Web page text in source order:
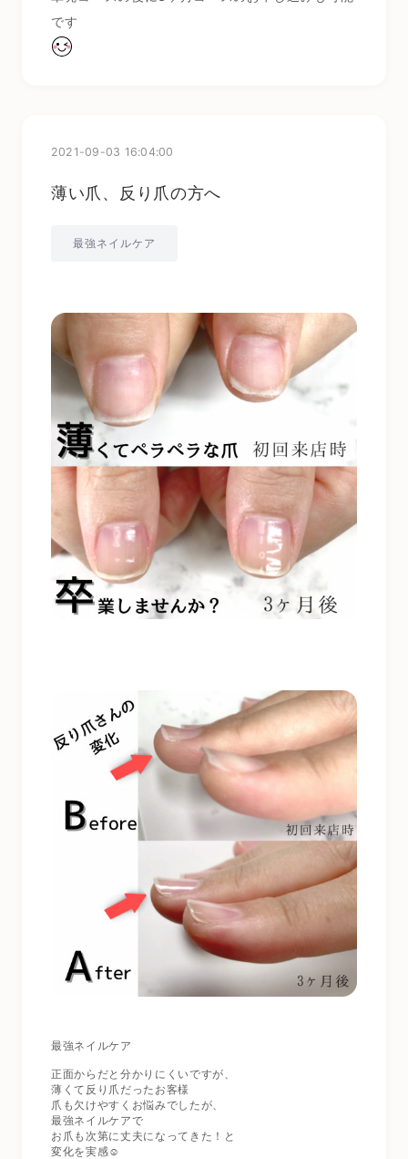
です
2021-09-03 16:04:00
薄い爪、反り爪の方へ
最強ネイルケア
最強ネイルケア
正面からだと分かりにくいですが、
薄くて反り爪だったお客様
爪も欠けやすくお悩みでしたが、
最強ネイルケアで
お爪も次第に丈夫になってきた！と
変化を実感☺️